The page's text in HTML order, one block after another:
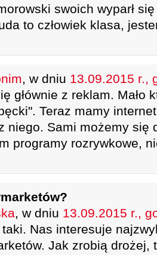
swoich wyparł
to człowiek klasa,
, w dniu 13.09.2015 r.,
głównie z reklam. Mało
Teraz mamy
niego. Sami możemy się
programy rozrywkowe,
, w dniu 13.09.2015 r.,
Nas interesuje
Jak zrobią drożej,